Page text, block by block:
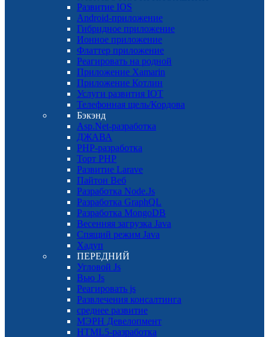
Развитие IOS
Android-приложение
Гибридное приложение
Ионное приложение
Флаттер приложение
Реагировать на родной
Приложение Xamarin
Приложение Котлин
Услуги развития IOT
Телефонная щель/Кордова
Бэкэнд
Asp.Net-разработка
ДЖАВА
PHP-разработка
Торт PHP
Развитие Larave
Пайтон Веб
Разработка Node.Js
Разработка GraphQL
Разработка MongoDB
Весенняя загрузка Java
Спящий режим Java
Хадуп
ПЕРЕДНИЙ
Угловой Js
Вью Js
Реагировать js
Развлечения консалтинга
среднее развитие
МЭРН Девелопмент
HTML5-разработка